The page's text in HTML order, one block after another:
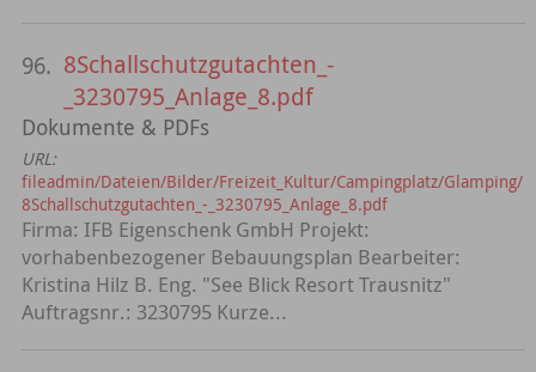
96. 8Schallschutzgutachten_-
_3230795_Anlage_8.pdf
Dokumente & PDFs
URL:
fileadmin/Dateien/Bilder/Freizeit_Kultur/Campingplatz/Glamping/
8Schallschutzgutachten_-_3230795_Anlage_8.pdf
Firma: IFB Eigenschenk GmbH Projekt:
vorhabenbezogener Bebauungsplan Bearbeiter:
Kristina Hilz B. Eng. "See Blick Resort Trausnitz"
Auftragsnr.: 3230795 Kurze...